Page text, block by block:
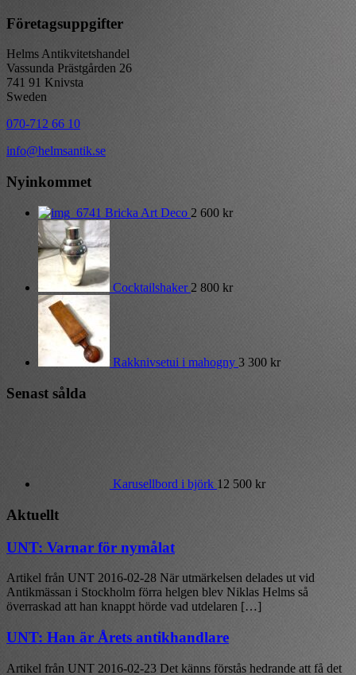
Företagsuppgifter
Helms Antikvitetshandel
Vassunda Prästgården 26
741 91 Knivsta
Sweden
070-712 66 10
info@helmsantik.se
Nyinkommet
Bricka Art Deco 2 600 kr
Cocktailshaker 2 800 kr
Rakknivsetui i mahogny 3 300 kr
Senast sålda
Karusellbord i björk 12 500 kr
Aktuellt
UNT: Varnar för nymålat
Artikel från UNT 2016-02-28 När utmärkelsen delades ut vid
Antikmässan i Stockholm förra helgen blev Niklas Helms så
överraskad att han knappt hörde vad utdelaren […]
UNT: Han är Årets antikhandlare
Artikel från UNT 2016-02-23 Det känns förstås hedrande att få det